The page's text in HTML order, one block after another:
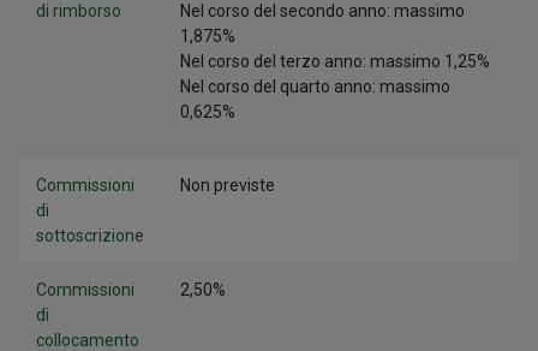
di rimborso
Nel corso del secondo anno: massimo
1,875%
Nel corso del terzo anno: massimo 1,25%
Nel corso del quarto anno: massimo
0,625%
Commissioni
di
sottoscrizione
Non previste
Commissioni
di
collocamento
2,50%